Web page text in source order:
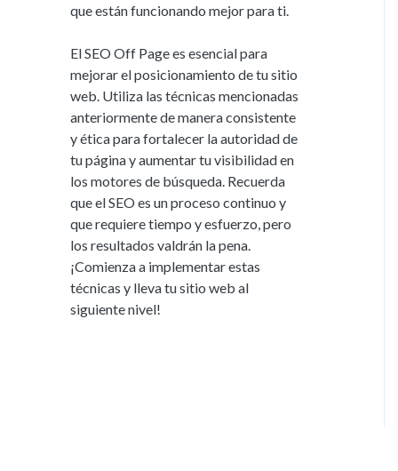
que están funcionando mejor para ti.
El SEO Off Page es esencial para
mejorar el posicionamiento de tu sitio
web. Utiliza las técnicas mencionadas
anteriormente de manera consistente
y ética para fortalecer la autoridad de
tu página y aumentar tu visibilidad en
los motores de búsqueda. Recuerda
que el SEO es un proceso continuo y
que requiere tiempo y esfuerzo, pero
los resultados valdrán la pena.
¡Comienza a implementar estas
técnicas y lleva tu sitio web al
siguiente nivel!